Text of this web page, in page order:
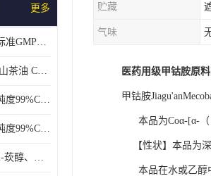
更多
药用级薄荷脑药典标准GMP工厂
医药用级茶油 医用山茶油 COA质检 价格优 原料药
药用级冰醋酸原料纯度99%CDE备案COA质检
医药原料苯扎氯铵纯度99%CDE备案500g/瓶
医药级提取物别名2-莰醇、龙脑1kg/袋
贮藏
气味
医药用级甲钴胺原
甲钴胺
本品为Coα-[α-（ 5
【性状】本品为深
本品在水或乙醇